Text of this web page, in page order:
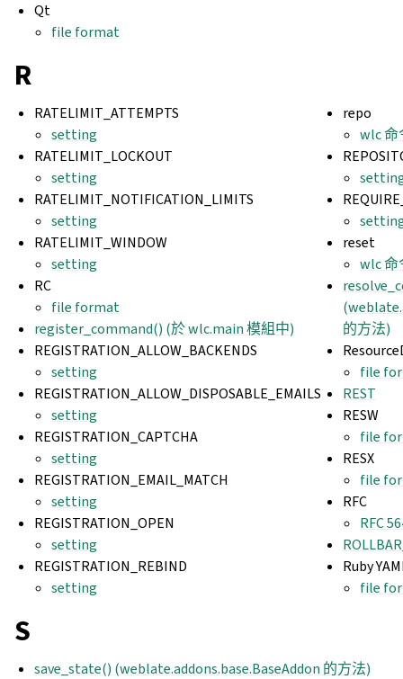
Qt
file format
R
RATELIMIT_ATTEMPTS
setting
RATELIMIT_LOCKOUT
setting
RATELIMIT_NOTIFICATION_LIMITS
setting
RATELIMIT_WINDOW
setting
RC
file format
register_command() (於 wlc.main 模組中)
REGISTRATION_ALLOW_BACKENDS
setting
REGISTRATION_ALLOW_DISPOSABLE_EMAILS
setting
REGISTRATION_CAPTCHA
setting
REGISTRATION_EMAIL_MATCH
setting
REGISTRATION_OPEN
setting
REGISTRATION_REBIND
setting
repo
wlc 命
reset
wlc 命
的方法)
file
REST
RESW
file
RESX
file
RFC
RFC
Ruby
file
S
save_state() (weblate.addons.base.BaseAddon 的方法)